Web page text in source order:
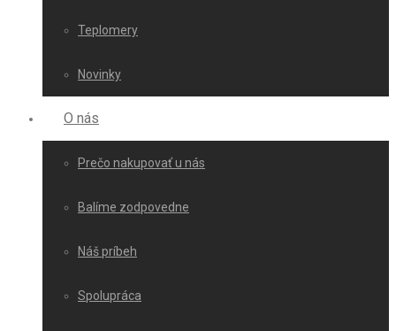
Teplomery
Novinky
O nás
Prečo nakupovať u nás
Balíme zodpovedne
Náš príbeh
Spolupráca